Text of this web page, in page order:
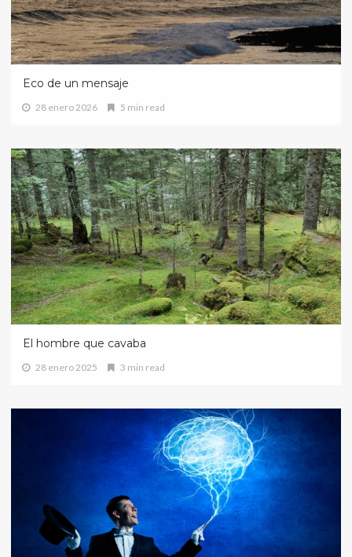
Eco de un mensaje
28 enero 2026 5 min read
El hombre que cavaba
28 enero 2025 3 min read